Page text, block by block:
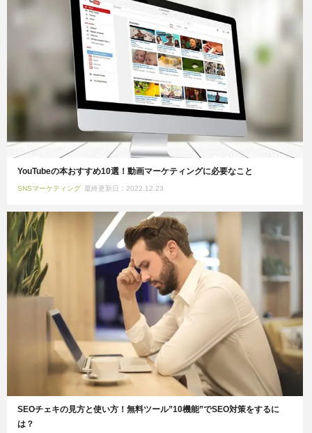
YouTubeの本おすすめ10選！動画マーケティングに必要なこと
SNSマーケティング 最終更新日：2022.12.23
SEOチェキの見方と使い方！無料ツール”10機能”でSEO対策をするに
は？